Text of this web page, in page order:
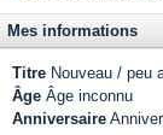
Mes informations
Titre Nouveau / peu
Âge Âge inconnu
Anniversaire